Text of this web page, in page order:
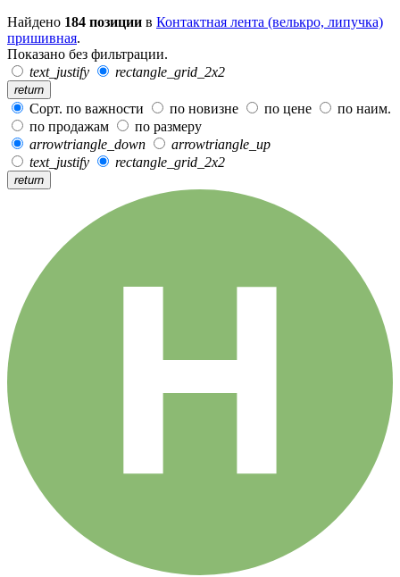
Найдено 184 позиции в Контактная лента (велькро, липучка)
пришивная.
Показано без фильтрации.
text_justify
rectangle_grid_2x2
return
Сорт. по важности по новизне по цене
по наим.
по продажам
по размеру
arrowtriangle_down
arrowtriangle_up
text_justify
rectangle_grid_2x2
return